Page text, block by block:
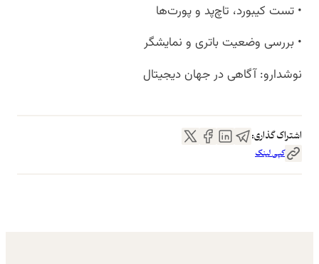
• تست کیبورد، تاچ‌پد و پورت‌ها
• بررسی وضعیت باتری و نمایشگر
نوشدارو: آگاهی در جهان دیجیتال
اشتراک گذاری:
کپی لینک